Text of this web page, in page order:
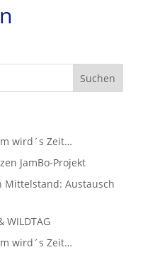
wird´s Zeit…
JamBo-Projekt
Austausch
WILDTAG
wird´s Zeit…